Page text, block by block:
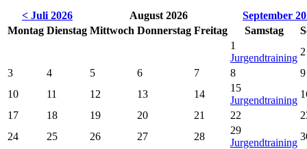
< Juli 2026 August 2026
September
Montag Dienstag Mittwoch Donnerstag Freitag Samstag
1
Jurgendtraining
2
3
4 5 6 7 8
9
10
11 12 13 14
15
Jurgendtraining
17
18 19 20 21 22
24
25 26 27 28
29
Jurgendtraining